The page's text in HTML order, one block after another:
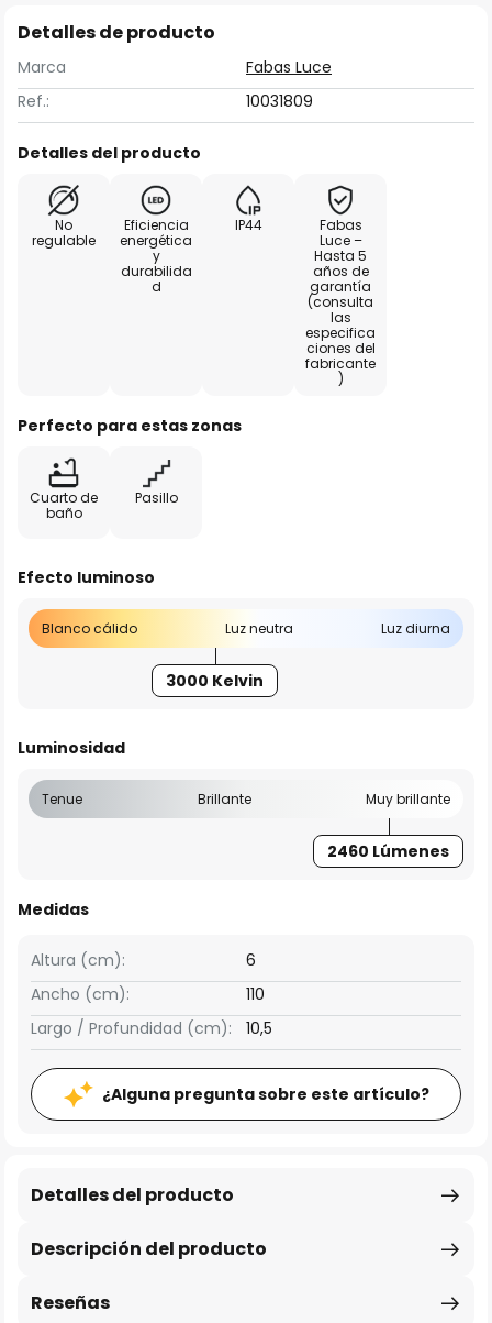
Detalles de producto
Marca
Fabas Luce
Ref.:
10031809
Detalles del producto
No
regulable
Eficiencia
energética
y
durabilida
d
IP44
Fabas
Luce –
Hasta 5
años de
garantía
(consulta
las
especifica
ciones del
fabricante
)
Perfecto para estas zonas
Cuarto de
baño
Pasillo
Efecto luminoso
Blanco cálido Luz neutra Luz diurna
3000 Kelvin
Luminosidad
Tenue Brillante Muy brillante
2460 Lúmenes
Medidas
Ancho (cm): 110
Altura (cm): 6
Largo / Profundidad (cm): 10,5
¿Alguna pregunta sobre este artículo?
Descripción del producto
Detalles del producto
Reseñas